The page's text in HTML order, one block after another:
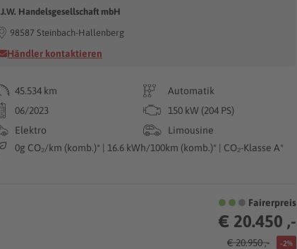
J.W. Handelsgesellschaft mbH
98587 Steinbach-Hallenberg
Händler kontaktieren
45.534 km
Automatik
06/2023
150 kW (204 PS)
Elektro
Limousine
0g CO₂/km (komb.)* | 16.6 kWh/100km (komb.)* | CO₂-Klasse A*
Fairerpreis
€ 20.450 ,-
€ 20.950 ,- -2%